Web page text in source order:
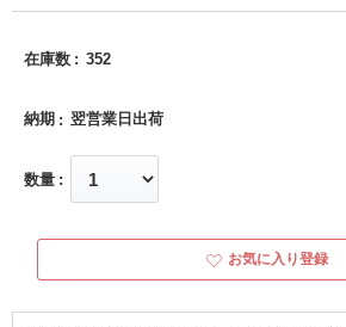
在庫数 352
納期 翌営業日出荷
数量
お気に入り登録